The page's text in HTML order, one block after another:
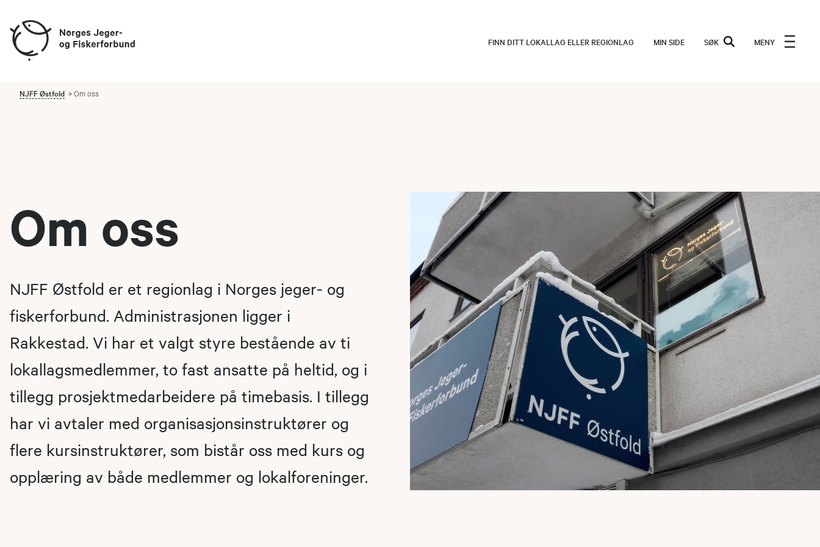
FINN DITT LOKALLAG ELLER REGIONLAG MIN SIDE SØK MENY
NJFF Østfold Om oss
Om oss
NJFF Østfold er et regionlag i Norges jeger- og
fiskerforbund. Administrasjonen ligger i
Rakkestad. Vi har et valgt styre bestående av ti
lokallagsmedlemmer, to fast ansatte på heltid, og i
tillegg prosjektmedarbeidere på timebasis. I tillegg
har vi avtaler med organisasjonsinstruktører og
flere kursinstruktører, som bistår oss med kurs og
opplæring av både medlemmer og lokalforeninger.